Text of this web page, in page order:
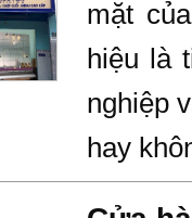
mặt
hiệu là
nghiệp
hay